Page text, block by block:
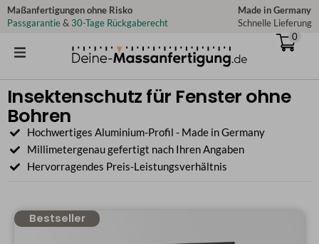
Zum
Inhalt
Maßanfertigungen ohne Risko
Passgarantie& 30-Tage Rückgaberecht
Made in Germany
Schnelle Lieferung
0
Insektenschutz für Fenster ohne
Bohren
Hochwertiges Aluminium-Profil - Made in Germany
Millimetergenau gefertigt nach Ihren Angaben
Hervorragendes Preis-Leistungsverhältnis
Bestseller